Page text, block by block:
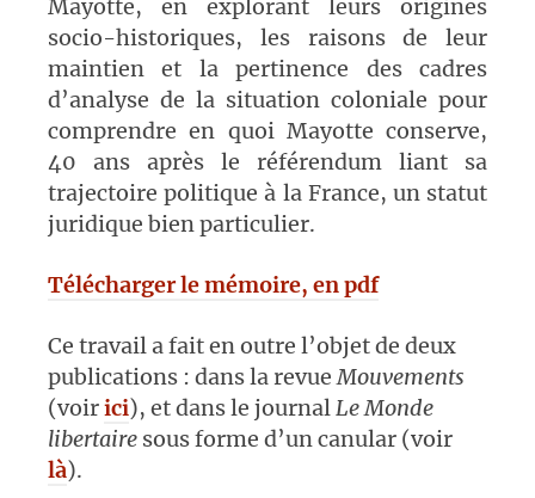
Mayotte, en explorant leurs origines
socio-historiques, les raisons de leur
maintien et la pertinence des cadres
d’analyse de la situation coloniale pour
comprendre en quoi Mayotte conserve,
40 ans après le référendum liant sa
trajectoire politique à la France, un statut
juridique bien particulier.
Télécharger le mémoire, en pdf
Ce travail a fait en outre l’objet de deux
publications : dans la revueMouvements
(voirici), et dans le journalLe Monde
libertaire sous forme d’un canular (voir
là).